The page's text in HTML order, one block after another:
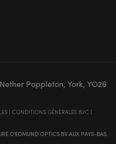
Poppleton, York, YO26
| CONDITIONS GÉNÈRALES B2C |
D'EDMUND OPTICS BV AUX PAYS-BAS.